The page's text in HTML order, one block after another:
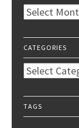
Archives
CATEGORIES
Categories
TAGS